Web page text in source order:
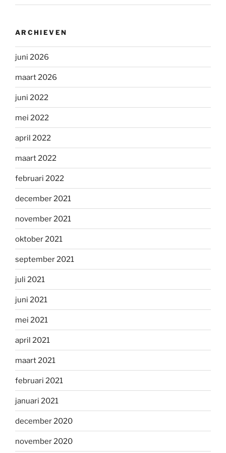
ARCHIEVEN
juni 2026
maart 2026
juni 2022
mei 2022
april 2022
maart 2022
februari 2022
december 2021
november 2021
oktober 2021
september 2021
juli 2021
juni 2021
mei 2021
april 2021
maart 2021
februari 2021
januari 2021
december 2020
november 2020